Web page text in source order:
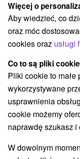
Wyświetl stronę
+421 948 268
Facebook
Opinii Google
Cintorínska 7
811 08 BratislavaN
E
Więcej o
Aby wiedzieć, co
oraz móc
cookies oraz usługi
Co to są pliki
Pliki cookie to
wykorzystywane
usprawnienia
cookie możemy
naprawdę szukasz i
W dowolnym